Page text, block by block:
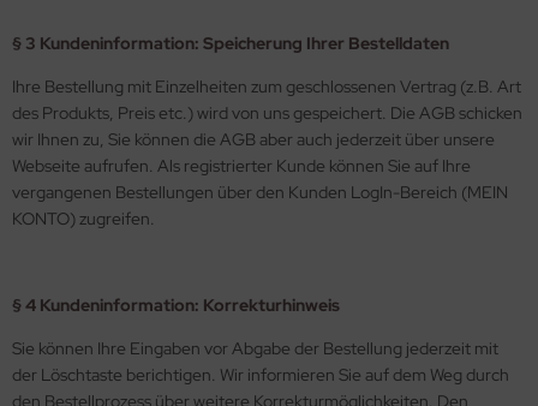
§ 3 Kundeninformation: Speicherung Ihrer Bestelldaten
Ihre Bestellung mit Einzelheiten zum geschlossenen Vertrag (z.B. Art
des Produkts, Preis etc.) wird von uns gespeichert. Die AGB schicken
wir Ihnen zu, Sie können die AGB aber auch jederzeit über unsere
Webseite aufrufen. Als registrierter Kunde können Sie auf Ihre
vergangenen Bestellungen über den Kunden LogIn-Bereich (MEIN
KONTO) zugreifen.
§ 4 Kundeninformation: Korrekturhinweis
Sie können Ihre Eingaben vor Abgabe der Bestellung jederzeit mit
der Löschtaste berichtigen. Wir informieren Sie auf dem Weg durch
den Bestellprozess über weitere Korrekturmöglichkeiten. Den